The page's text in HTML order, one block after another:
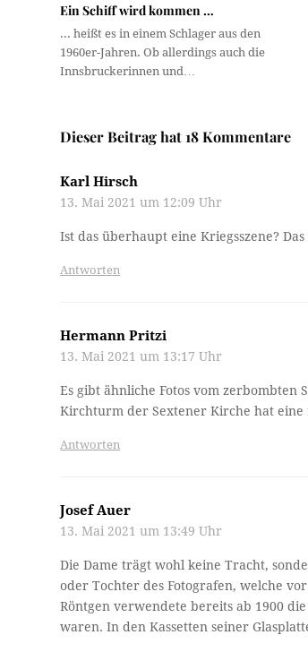
Ein Schiff wird kommen …
... heißt es in einem Schlager aus den
1960er-Jahren. Ob allerdings auch die
Innsbruckerinnen und…
Dieser Beitrag hat 18 Kommentare
Karl Hirsch
13. Mai 2021 um 12:09 Uhr
Ist das überhaupt eine Kriegsszene?
Antworten
Hermann Pritzi
13. Mai 2021 um 13:17 Uhr
Es gibt ähnliche Fotos vom
Kirchturm der Sextener Kirche hat eine
Antworten
Josef Auer
13. Mai 2021 um 13:49 Uhr
Die Dame trägt wohl keine Tracht,
oder Tochter des Fotografen, welche
Röntgen verwendete bereits ab 1900
waren. In den Kassetten seiner